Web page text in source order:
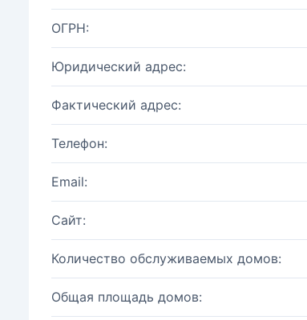
ОГРН:
Юридический адрес:
Фактический адрес:
Телефон:
Email:
Сайт:
Количество обслуживаемых домов:
Общая площадь домов: